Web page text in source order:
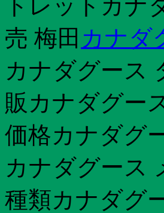
トレットカナ
売 梅田 カナダ
カナダグース
販カナダグー
価格カナダグ
カナダグース
種類カナダグ